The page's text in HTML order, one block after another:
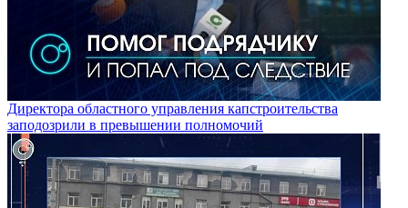
Директора областного управления капстроительства
заподозрили в превышении полномочий